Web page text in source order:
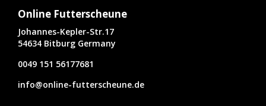
Online Futterscheune
Johannes-Kepler-Str.17
54634 Bitburg Germany
0049 151 56177681
info@online-futterscheune.de